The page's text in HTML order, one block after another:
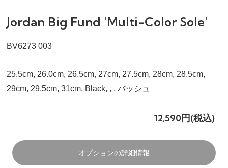
Jordan Big Fund 'Multi-Color Sole'
BV6273 003
25.5cm, 26.0cm, 26.5cm, 27cm, 27.5cm, 28cm, 28.5cm,
29cm, 29.5cm, 31cm, Black, , , バッシュ
12,590円(税込)
オプションの詳細情報